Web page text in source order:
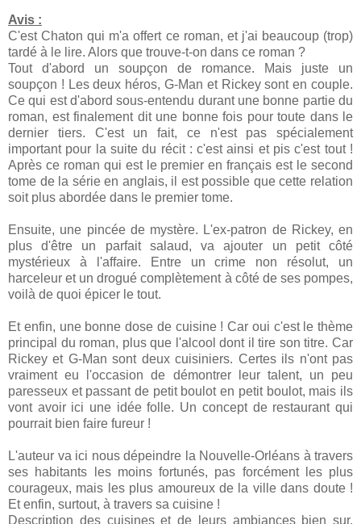
Avis :
C'est Chaton qui m'a offert ce roman, et j'ai beaucoup (trop)
tardé à le lire. Alors que trouve-t-on dans ce roman ?
Tout d'abord un soupçon de romance. Mais juste un
soupçon ! Les deux héros, G-Man et Rickey sont en couple.
Ce qui est d'abord sous-entendu durant une bonne partie du
roman, est finalement dit une bonne fois pour toute dans le
dernier tiers. C'est un fait, ce n'est pas spécialement
important pour la suite du récit : c'est ainsi et pis c'est tout !
Après ce roman qui est le premier en français est le second
tome de la série en anglais, il est possible que cette relation
soit plus abordée dans le premier tome.
Ensuite, une pincée de mystère. L'ex-patron de Rickey, en
plus d'être un parfait salaud, va ajouter un petit côté
mystérieux à l'affaire. Entre un crime non résolut, un
harceleur et un drogué complètement à côté de ses pompes,
voilà de quoi épicer le tout.
Et enfin, une bonne dose de cuisine ! Car oui c'est le thème
principal du roman, plus que l'alcool dont il tire son titre. Car
Rickey et G-Man sont deux cuisiniers. Certes ils n'ont pas
vraiment eu l'occasion de démontrer leur talent, un peu
paresseux et passant de petit boulot en petit boulot, mais ils
vont avoir ici une idée folle. Un concept de restaurant qui
pourrait bien faire fureur !
L'auteur va ici nous dépeindre la Nouvelle-Orléans à travers
ses habitants les moins fortunés, pas forcément les plus
courageux, mais les plus amoureux de la ville dans doute !
Et enfin, surtout, à travers sa cuisine !
Description des cuisines et de leurs ambiances bien sur,